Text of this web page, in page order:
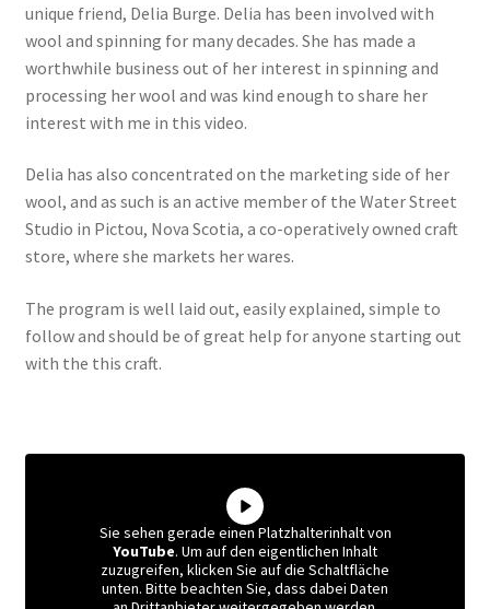
unique friend, Delia Burge. Delia has been involved with
wool and spinning for many decades. She has made a
worthwhile business out of her interest in spinning and
processing her wool and was kind enough to share her
interest with me in this video.
Delia has also concentrated on the marketing side of her
wool, and as such is an active member of the Water Street
Studio in Pictou, Nova Scotia, a co-operatively owned craft
store, where she markets her wares.
The program is well laid out, easily explained, simple to
follow and should be of great help for anyone starting out
with the this craft.
Sie sehen gerade einen Platzhalterinhalt von
YouTube. Um auf den eigentlichen Inhalt
zuzugreifen, klicken Sie auf die Schaltfläche
unten. Bitte beachten Sie, dass dabei Daten